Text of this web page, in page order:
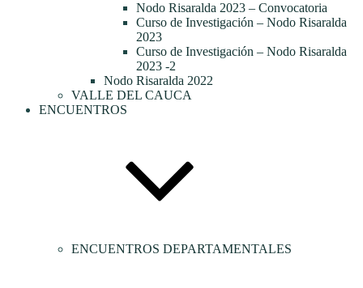
Nodo Risaralda 2023 – Convocatoria
Curso de Investigación – Nodo Risaralda
2023
Curso de Investigación – Nodo Risaralda
2023 -2
Nodo Risaralda 2022
VALLE DEL CAUCA
ENCUENTROS
ENCUENTROS DEPARTAMENTALES